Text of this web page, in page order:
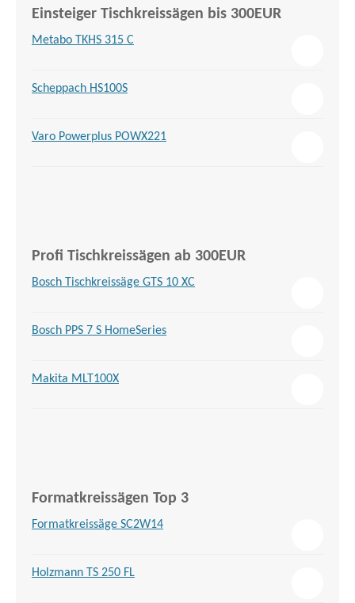
Einsteiger Tischkreissägen bis 300EUR
Metabo TKHS 315 C
Scheppach HS100S
Varo Powerplus POWX221
Profi Tischkreissägen ab 300EUR
Bosch Tischkreissäge GTS 10 XC
Bosch PPS 7 S HomeSeries
Makita MLT100X
Formatkreissägen Top 3
Formatkreissäge SC2W14
Holzmann TS 250 FL